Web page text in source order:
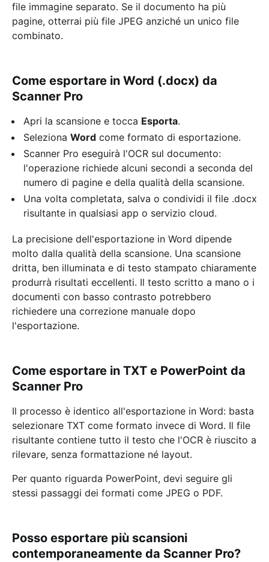
file immagine separato. Se il documento ha più
pagine, otterrai più file JPEG anziché un unico file
combinato.
Come esportare in Word (.docx) da
Scanner Pro
Apri la scansione e tocca Esporta.
Seleziona Word come formato di esportazione.
Scanner Pro eseguirà l'OCR sul documento:
l'operazione richiede alcuni secondi a seconda del
numero di pagine e della qualità della scansione.
Una volta completata, salva o condividi il file .docx
risultante in qualsiasi app o servizio cloud.
La precisione dell'esportazione in Word dipende
molto dalla qualità della scansione. Una scansione
dritta, ben illuminata e di testo stampato chiaramente
produrrà risultati eccellenti. Il testo scritto a mano o i
documenti con basso contrasto potrebbero
richiedere una correzione manuale dopo
l'esportazione.
Come esportare in TXT e PowerPoint da
Scanner Pro
Il processo è identico all'esportazione in Word: basta
selezionare TXT come formato invece di Word. Il file
risultante contiene tutto il testo che l'OCR è riuscito a
rilevare, senza formattazione né layout.
Per quanto riguarda PowerPoint, devi seguire gli
stessi passaggi dei formati come JPEG o PDF.
Posso esportare più scansioni
contemporaneamente da Scanner Pro?